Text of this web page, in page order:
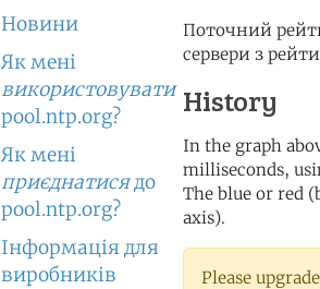
Новини
Як мені
використовувати
pool.ntp.org?
Як мені
приєднатисядо
pool.ntp.org?
Інформація для
виробників
Поточний
сервери з
History
In the graph
milliseconds,
The blue or red
axis).
Please